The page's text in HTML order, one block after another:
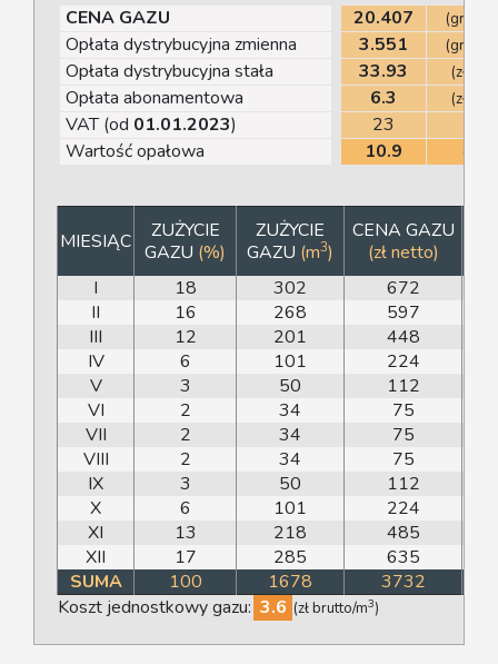
CENA GAZU 20.407 (gr
Opłata dystrybucyjna zmienna 3.551 (gr
Opłata dystrybucyjna stała 33.93 (zł
Opłata abonamentowa 6.3 (zł
VAT (od 01.01.2023) 23
Wartość opałowa 10.9
MIESIĄC
ZUŻYCIE
GAZU (%)
ZUŻYCIE
GAZU (m3)
CENA GAZU
(zł netto)
I
18 302
672
II
16 268
597
III
12 201
448
IV
6 101
224
V
3 50
112
VI
2 34
75
VII
2 34
75
VIII
2 34
75
IX
3 50
112
X
6 101
224
XI
13 218
485
XII
17 285
635
SUMA
100 1678
3732
Koszt jednostkowy gazu: 3.6 (zł brutto/m3)